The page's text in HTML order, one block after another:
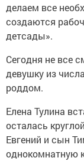
делаем все
создаются
детсады».
Сегодня не все
девушку из
роддом.
Елена Тулина
осталась
Евгений и сын
однокомнатную